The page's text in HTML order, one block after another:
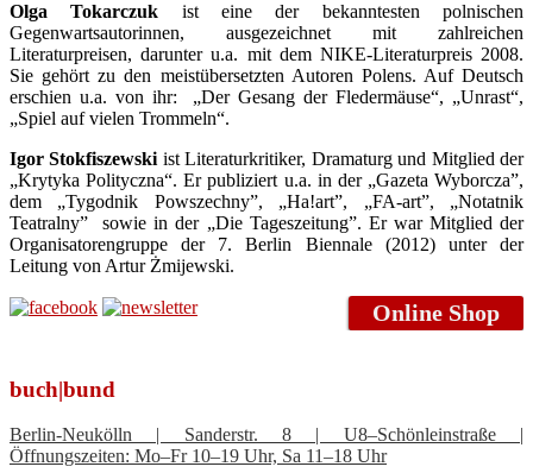
Olga Tokarczuk ist eine der bekanntesten polnischen
Gegenwartsautorinnen, ausgezeichnet mit zahlreichen
Literaturpreisen, darunter u.a. mit dem NIKE-Literaturpreis 2008.
Sie gehört zu den meistübersetzten Autoren Polens. Auf Deutsch
erschien u.a. von ihr: „Der Gesang der Fledermäuse“, „Unrast“,
„Spiel auf vielen Trommeln“.
Igor Stokfiszewski ist Literaturkritiker, Dramaturg und Mitglied der
„Krytyka Polityczna“. Er publiziert u.a. in der „Gazeta Wyborcza”,
dem „Tygodnik Powszechny”, „Ha!art”, „FA-art”, „Notatnik
Teatralny” sowie in der „Die Tageszeitung”. Er war Mitglied der
Organisatorengruppe der 7. Berlin Biennale (2012) unter der
Leitung von Artur Żmijewski.
Online Shop
buch|bund
Berlin-Neukölln | Sanderstr. 8 | U8–Schönleinstraße |
Öffnungszeiten: Mo–Fr 10–19 Uhr, Sa 11–18 Uhr